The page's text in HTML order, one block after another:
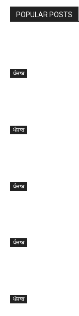
POPULAR POSTS
ਪੰਜਾਬ
ਪੰਜਾਬ
ਪੰਜਾਬ
ਪੰਜਾਬ
ਪੰਜਾਬ